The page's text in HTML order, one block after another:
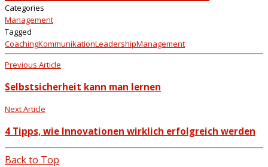
Categories
Management
Tagged
CoachingKommunikationLeadershipManagement
Previous Article
Selbstsicherheit kann man lernen
Next Article
4 Tipps, wie Innovationen wirklich erfolgreich werden
Back to Top